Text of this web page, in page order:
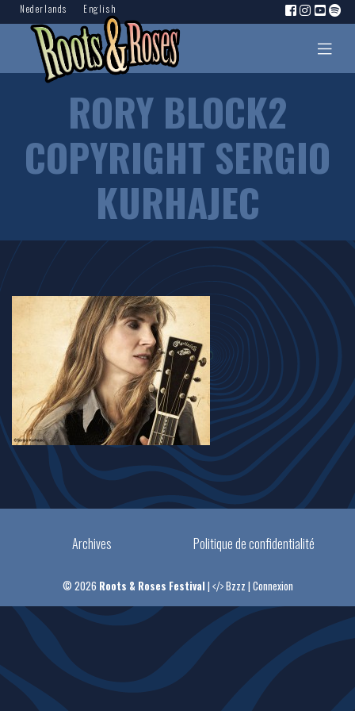
Nederlands English
RORY BLOCK2
COPYRIGHT SERGIO
KURHAJEC
Archives Politique de confidentialité
© 2026 Roots & Roses Festival | Bzzz | Connexion